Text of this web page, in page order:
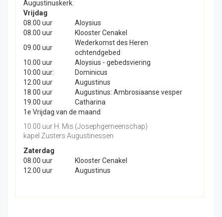
Augustinuskerk.
Vrijdag
08.00 uur
Aloysius
08.00 uur
Klooster Cenakel
09.00 uur
Wederkomst des Heren
ochtendgebed
10.00 uur
Aloysius - gebedsviering
10:00 uur:
Dominicus
12.00 uur
Augustinus
18.00 uur
Augustinus: Ambrosiaanse vesper
19.00 uur
Catharina
1e Vrijdag van de maand
10.00 uur H. Mis (Josephgemeenschap)
kapel Zusters Augustinessen
Zaterdag
08.00 uur
Klooster Cenakel
12.00 uur
Augustinus